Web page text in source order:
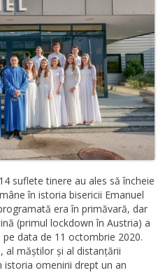
suflete tinere au ales să încheie
în istoria bisericii Emanuel
era în primăvară, dar
(primul lockdown în Austria) a
data de 11 octombrie 2020.
al măștilor și al distanțării
istoria omenirii drept un an